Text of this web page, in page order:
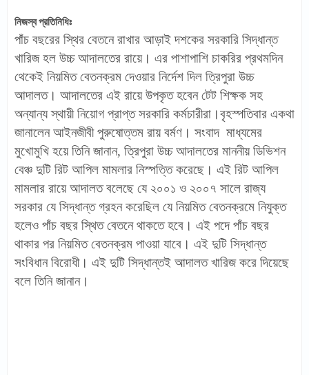
নিজস্ব প্রতিনিধিঃ
পাঁচ বছরের স্থির বেতনে রাখার আড়াই দশকের সরকারি সিদ্ধান্ত
খারিজ হল উচ্চ আদালতের রায়ে। এর পাশাপাশি চাকরির প্রথমদিন
থেকেই নিয়মিত বেতনক্রম দেওয়ার নির্দেশ দিল ত্রিপুরা উচ্চ
আদালত। আদালতের এই রায়ে উপকৃত হবেন টেট শিক্ষক সহ
অন্যান্য স্থায়ী নিয়োগ প্রাপ্ত সরকারি কর্মচারীরা।বৃহস্পতিবার একথা
জানালেন আইনজীবী পুরুষোত্তম রায় বর্মণ। সংবাদ মাধ্যমের
মুখোমুখি হয়ে তিনি জানান, ত্রিপুরা উচ্চ আদালতের মাননীয় ডিভিশন
বেঞ্চ দুটি রিট আপিল মামলার নিস্পত্তি করেছে। এই রিট আপিল
মামলার রায়ে আদালত বলেছে যে ২০০১ ও ২০০৭ সালে রাজ্য
সরকার যে সিদ্ধান্ত গ্রহন করেছিল যে নিয়মিত বেতনক্রমে নিযুক্ত
হলেও পাঁচ বছর স্থিত বেতনে থাকতে হবে। এই পদে পাঁচ বছর
থাকার পর নিয়মিত বেতনক্রম পাওয়া যাবে। এই দুটি সিদ্ধান্ত
সংবিধান বিরোধী। এই দুটি সিদ্ধান্তই আদালত খারিজ করে দিয়েছে
বলে তিনি জানান।